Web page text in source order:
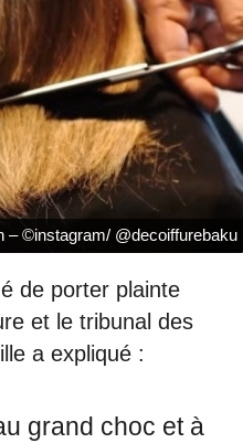
– ©instagram/ @decoiffurebaku
de porter plainte
et le tribunal des
a expliqué :
grand choc et à